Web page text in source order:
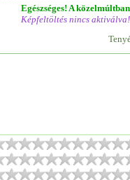
Egészséges! A
Képfeltöltés nincs aktiválva!